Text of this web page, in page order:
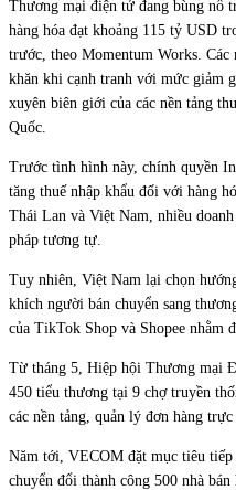
Thương mại điện tử đang bùng nổ
hàng hóa đạt khoảng 115 tỷ USD
trước, theo Momentum Works. Các
khăn khi cạnh tranh với mức giảm
xuyên biên giới của các nền tảng
Quốc.
Trước tình hình này, chính quyền
tăng thuế nhập khẩu đối với hàng
Thái Lan và Việt Nam, nhiều
pháp tương tự.
Tuy nhiên, Việt Nam lại chọn
khích người bán chuyển sang
của TikTok Shop và Shopee nhằm
Từ tháng 5, Hiệp hội Thương mại
450 tiểu thương tại 9 chợ truyền
các nền tảng, quản lý đơn hàng
Năm tới, VECOM đặt mục tiêu
chuyển đổi thành công 500 nhà